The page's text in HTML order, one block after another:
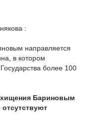
:
направляется
в котором
более 100
Бариновым